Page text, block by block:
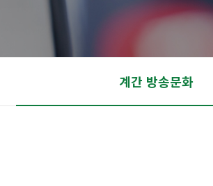
계간 방송문화